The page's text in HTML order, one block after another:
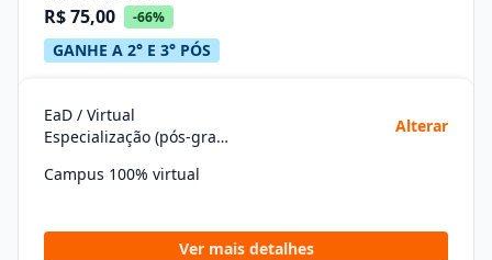
R$ 75,00 -66%
GANHE A 2° E 3° PÓS
EaD / Virtual
Especialização (pós-graduação)
Alterar
Campus 100% virtual
Ver mais detalhes